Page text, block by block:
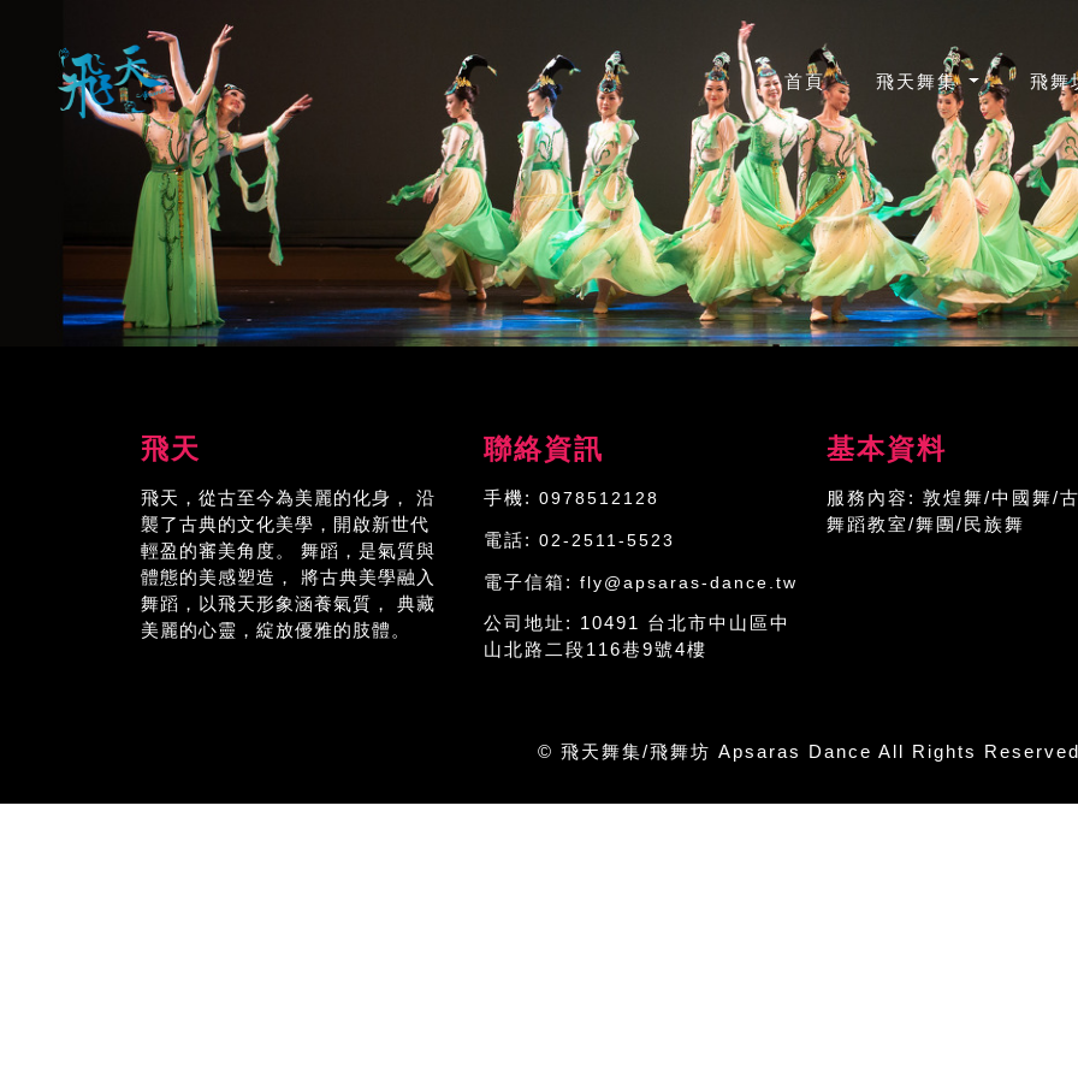
首頁(CURRENT)
飛天舞集 飛
飛天
飛天，從古至今為美麗的化身， 沿
襲了古典的文化美學，開啟新世代
輕盈的審美角度。 舞蹈，是氣質與
體態的美感塑造， 將古典美學融入
舞蹈，以飛天形象涵養氣質， 典藏
美麗的心靈，綻放優雅的肢體。
聯絡資訊
手機: 0978512128
電話: 02-2511-5523
電子信箱: fly@apsaras-dance.tw
公司地址: 10491 台北市中山區中
山北路二段116巷9號4樓
基本資料
服務內容: 敦煌舞/中國舞/
舞蹈教室/舞團/民族舞
© 飛天舞集/飛舞坊 Apsaras Dance All Rights